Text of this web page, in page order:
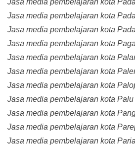
Jasa media pembelajaran kota
Jasa media pembelajaran kota
Jasa media pembelajaran kota
Jasa media pembelajaran kota
Jasa media pembelajaran kota
Jasa media pembelajaran kota
Jasa media pembelajaran kota
Jasa media pembelajaran kota Palu
Jasa media pembelajaran kota
Jasa media pembelajaran kota
Jasa media pembelajaran kota